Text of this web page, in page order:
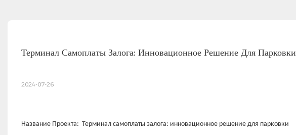
Терминал Самоплаты Залога: Инновационное Решение Для Парковки
2024-07-26
Название Проекта: Терминал самоплаты залога: инновационное решение для парковки